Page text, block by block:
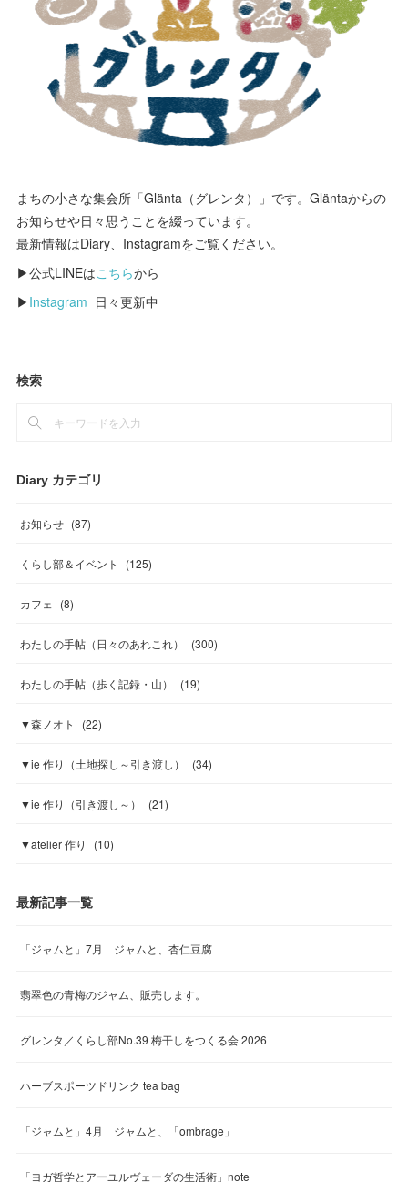
まちの小さな集会所「Glänta（グレンタ）」です。Gläntaからの
お知らせや日々思うことを綴っています。
最新情報はDiary、Instagramをご覧ください。
▶公式LINEはこちらから
▶ Instagram 日々更新中
検索
Diary カテゴリ
お知らせ (87)
くらし部＆イベント (125)
カフェ (8)
わたしの手帖（日々のあれこれ） (300)
わたしの手帖（歩く記録・山） (19)
▼森ノオト (22)
▼ie 作り（土地探し～引き渡し） (34)
▼ie 作り（引き渡し～） (21)
▼atelier 作り (10)
最新記事一覧
「ジャムと」7月 ジャムと、杏仁豆腐
翡翠色の青梅のジャム、販売します。
グレンタ／くらし部No.39 梅干しをつくる会 2026
ハーブスポーツドリンク tea bag
「ジャムと」4月 ジャムと、「ombrage」
「ヨガ哲学とアーユルヴェーダの生活術」note